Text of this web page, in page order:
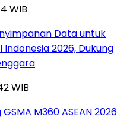
WIB
Data untuk
Indonesia 2026, Dukung
WIB
M360 ASEAN 2026